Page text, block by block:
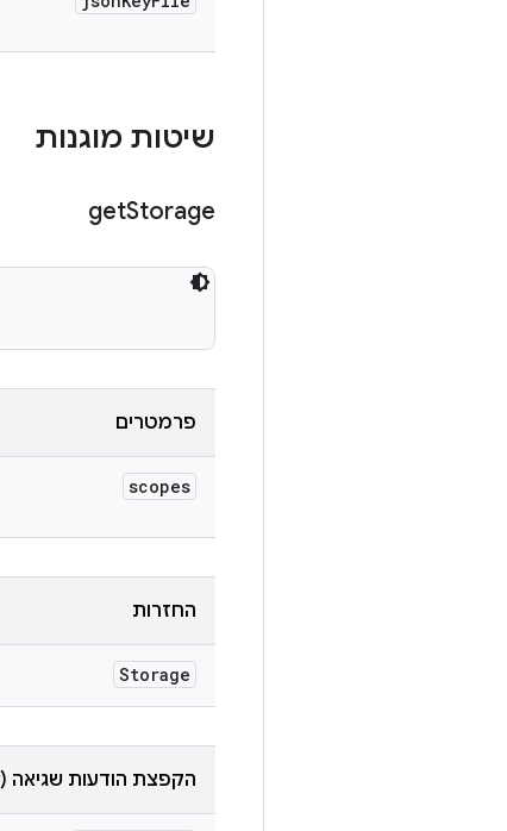
שיטות מוגנות
getStorage
פרמטרים
scopes
החזרות
Storage
הקפצת הודעות שגיאה (throw)